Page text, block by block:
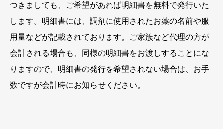
つきましても、ご希望があれば明細書を無料で発行いた
します。明細書には、調剤に使用されたお薬の名前や服
用量などが記載されております。ご家族など代理の方が
会計される場合も、同様の明細書をお渡しすることにな
りますので、明細書の発行を希望されない場合は、お手
数ですが会計時にお知らせください。